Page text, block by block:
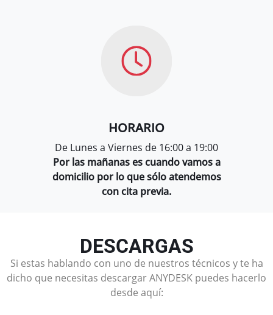
HORARIO
De Lunes a Viernes de 16:00 a 19:00
Por las mañanas es cuando vamos a
domicilio por lo que sólo atendemos
con cita previa.
DESCARGAS
Si estas hablando con uno de nuestros técnicos y te ha
dicho que necesitas descargar ANYDESK puedes hacerlo
desde aquí: